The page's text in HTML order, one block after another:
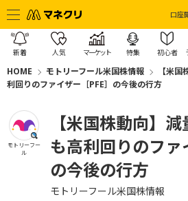
口座
新着 人気 マーケット 特集 初心者
HOME モトリーフール米国株情報
【米
利回りのファイザー［PFE］の今後の行方
モトリーフー
ル
【米国株動向】
も高利回りのファ
の今後の行方
モトリーフール米国株情報